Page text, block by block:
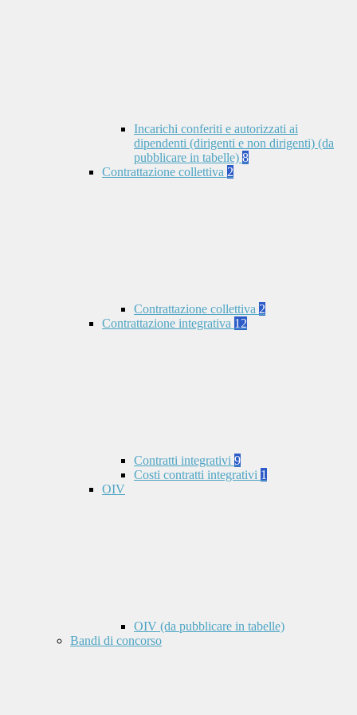
Incarichi conferiti e autorizzati ai
dipendenti (dirigenti e non dirigenti) (da
pubblicare in tabelle) 8
Contrattazione collettiva 2
Contrattazione collettiva 2
Contrattazione integrativa 12
Contratti integrativi 9
Costi contratti integrativi 1
OIV
OIV (da pubblicare in tabelle)
Bandi di concorso